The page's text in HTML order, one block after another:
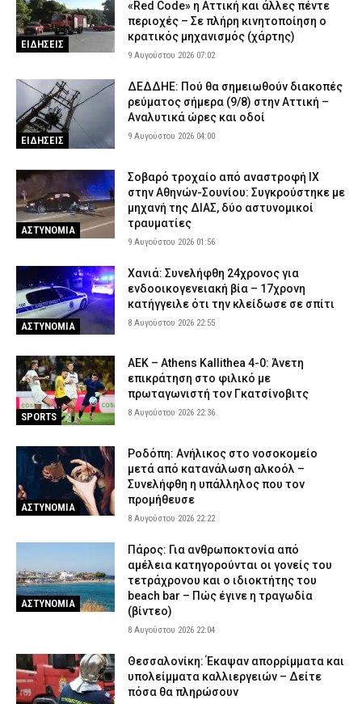
ΕΙΔΗΣΕΙΣ
«Red Code» η Αττική και άλλες πέντε
περιοχές – Σε πλήρη κινητοποίηση ο
κρατικός μηχανισμός (χάρτης)
9 Αυγούστου 2026 07:02
ΕΙΔΗΣΕΙΣ
ΔΕΔΔΗΕ: Πού θα σημειωθούν διακοπές
ρεύματος σήμερα (9/8) στην Αττική –
Αναλυτικά ώρες και οδοί
9 Αυγούστου 2026 04:00
ΑΣΤΥΝΟΜΙΑ
Σοβαρό τροχαίο από αναστροφή ΙΧ
στην Αθηνών-Σουνίου: Συγκρούστηκε με
μηχανή της ΔΙΑΣ, δύο αστυνομικοί
τραυματίες
9 Αυγούστου 2026 01:56
ΑΣΤΥΝΟΜΙΑ
Χανιά: Συνελήφθη 24χρονος για
ενδοοικογενειακή βία – 17χρονη
κατήγγειλε ότι την κλείδωσε σε σπίτι
8 Αυγούστου 2026 22:55
SPORTS
ΑΕΚ – Athens Kallithea 4-0: Άνετη
επικράτηση στο φιλικό με
πρωταγωνιστή τον Γκατσίνοβιτς
8 Αυγούστου 2026 22:36
ΑΣΤΥΝΟΜΙΑ
Ροδόπη: Ανήλικος στο νοσοκομείο
μετά από κατανάλωση αλκοόλ –
Συνελήφθη η υπάλληλος που τον
προμήθευσε
8 Αυγούστου 2026 22:22
ΑΣΤΥΝΟΜΙΑ
Πάρος: Για ανθρωποκτονία από
αμέλεια κατηγορούνται οι γονείς του
τετράχρονου και ο ιδιοκτήτης του
beach bar – Πώς έγινε η τραγωδία
(βίντεο)
8 Αυγούστου 2026 22:04
Θεσσαλονίκη: Έκαψαν απορρίμματα και
υπολείμματα καλλιεργειών – Δείτε
πόσα θα πληρώσουν